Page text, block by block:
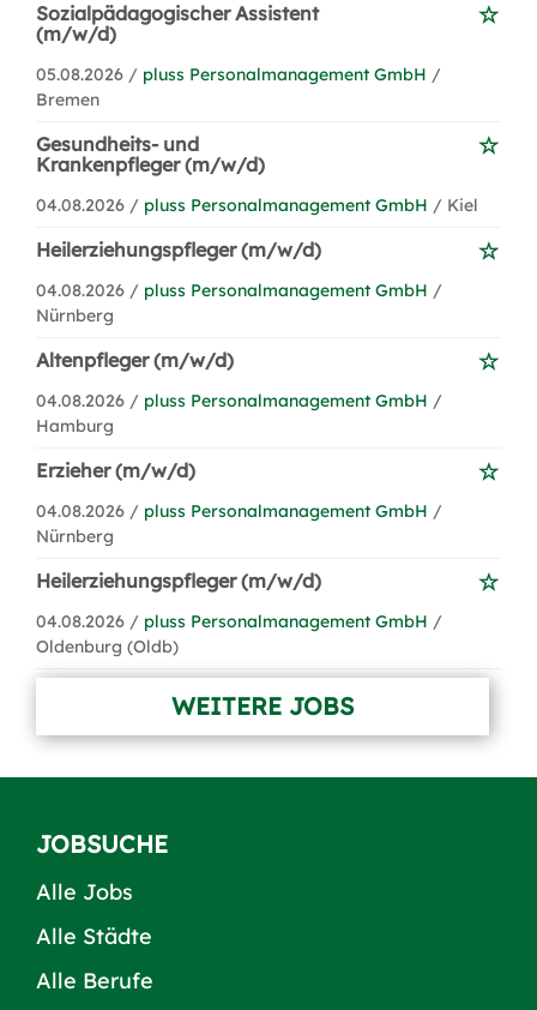
Sozialpädagogischer Assistent
(m/w/d)
05.08.2026 / pluss Personalmanagement GmbH /
Bremen
Gesundheits- und
Krankenpfleger (m/w/d)
04.08.2026 / pluss Personalmanagement GmbH / Kiel
Heilerziehungspfleger (m/w/d)
04.08.2026 / pluss Personalmanagement GmbH /
Nürnberg
Altenpfleger (m/w/d)
04.08.2026 / pluss Personalmanagement GmbH /
Hamburg
Erzieher (m/w/d)
04.08.2026 / pluss Personalmanagement GmbH /
Nürnberg
Heilerziehungspfleger (m/w/d)
04.08.2026 / pluss Personalmanagement GmbH /
Oldenburg (Oldb)
WEITERE JOBS
JOBSUCHE
Alle Jobs
Alle Städte
Alle Berufe